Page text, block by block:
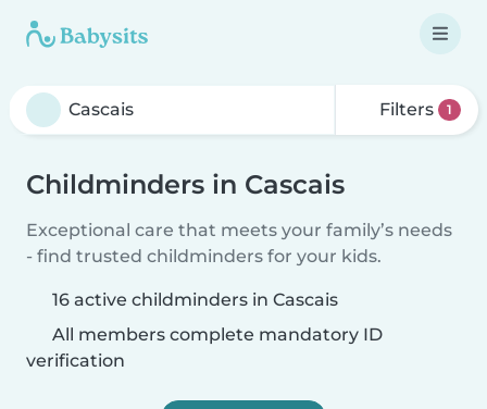
Filters 1
Childminders in Cascais
Exceptional care that meets your family’s needs
- find trusted childminders for your kids.
16 active childminders in Cascais
All members complete mandatory ID
verification